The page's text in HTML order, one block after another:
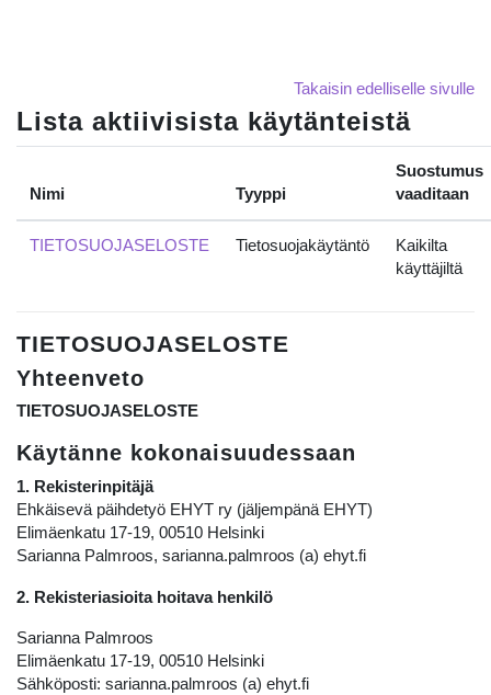
Takaisin edelliselle sivulle
Lista aktiivisista käytänteistä
Nimi Tyyppi
Suostumus
vaaditaan
TIETOSUOJASELOSTE Tietosuojakäytäntö
Kaikilta
käyttäjiltä
TIETOSUOJASELOSTE
Yhteenveto
TIETOSUOJASELOSTE
Käytänne kokonaisuudessaan
1. Rekisterinpitäjä
Ehkäisevä päihdetyö EHYT ry (jäljempänä EHYT)
Elimäenkatu 17-19, 00510 Helsinki
Sarianna Palmroos, sarianna.palmroos (a) ehyt.fi
2. Rekisteriasioita hoitava henkilö
Sarianna Palmroos
Elimäenkatu 17-19, 00510 Helsinki
Sähköposti: sarianna.palmroos (a) ehyt.fi